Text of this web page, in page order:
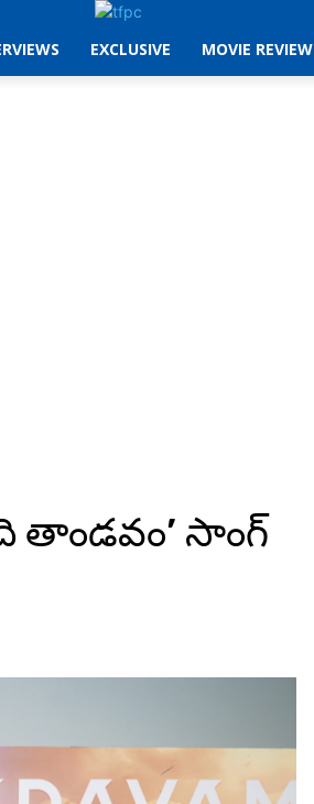
EXCLUSIVE MOVIE REVIEW
తాండవం’ సాంగ్